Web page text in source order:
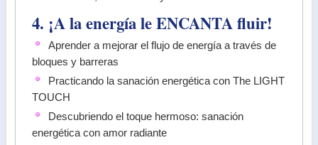
4. ¡A la energía le ENCANTA fluir!
Aprender a mejorar el flujo de energía a través de
bloques y barreras
Practicando la sanación energética con The LIGHT
TOUCH
Descubriendo el toque hermoso: sanación
energética con amor radiante